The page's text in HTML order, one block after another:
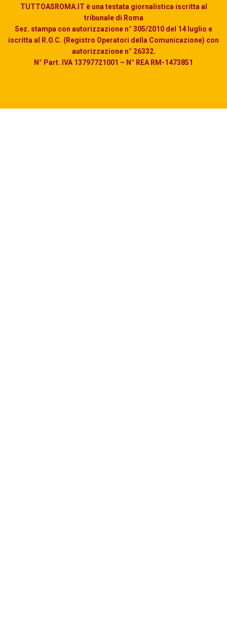
TUTTOASROMA.IT è una testata giornalistica iscritta al
tribunale di Roma
Sez. stampa con autorizzazione n° 305/2010 del 14 luglio e
iscritta al R.O.C. (Registro Operatori della Comunicazione) con
autorizzazione n° 26332.
N° Part. IVA 13797721001 – N° REA RM-1473851